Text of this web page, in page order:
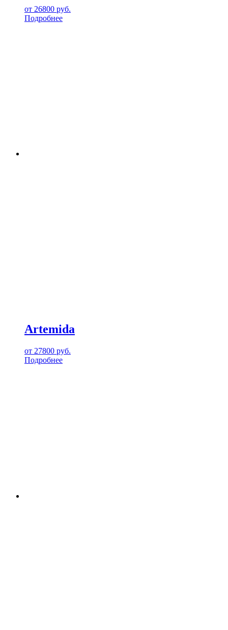
от 26800 руб.
Подробнее
Artemida
от 27800 руб.
Подробнее